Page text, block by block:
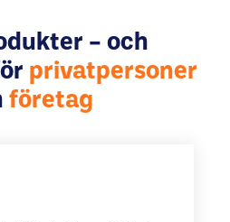
– och
privatpersoner
företag